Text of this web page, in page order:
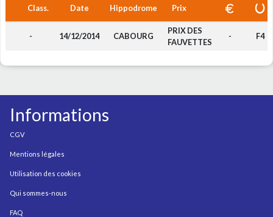
Class. Date Hippodrome Prix
- 14/12/2014 CABOURG
PRIX DES
FAUVETTES
- F4
Informations
CGV
Mentions légales
Utilisation des cookies
Qui sommes-nous
FAQ